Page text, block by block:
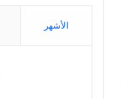
الأشهر